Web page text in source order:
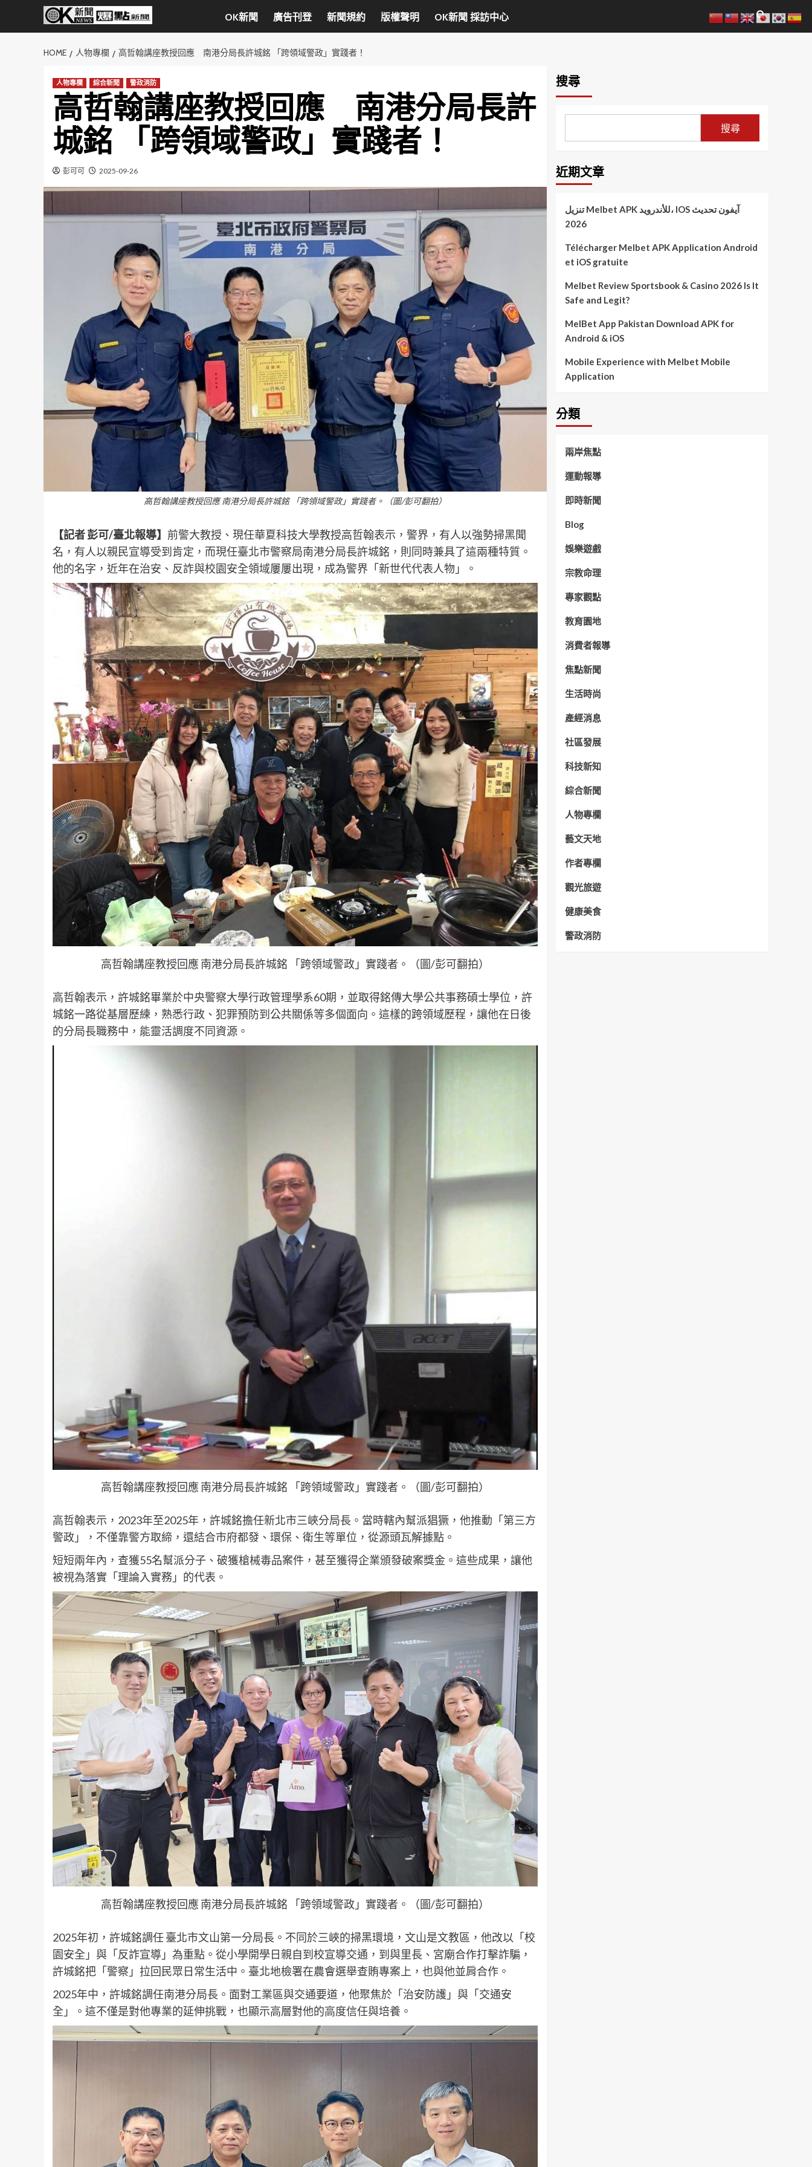
OK新聞 廣告刊登 新聞規約 版權聲明 OK新聞 採訪中心
HOME 人物專欄 高哲翰講座教授回應 南港分局長許城銘 「跨領域警政」實踐者！
人物專欄 綜合新聞 警政消防
高哲翰講座教授回應 南港分局長許
城銘 「跨領域警政」實踐者！
彭可可 2025-09-26
高哲翰講座教授回應 南港分局長許城銘 「跨領域警政」實踐者。（圖/彭可翻拍）
【記者 彭可/臺北報導】 前警大教授、現任華夏科技大學教授高哲翰表示，警界，有人以強勢掃黑聞
名，有人以親民宣導受到肯定，而現任臺北市警察局南港分局長許城銘，則同時兼具了這兩種特質。
他的名字，近年在治安、反詐與校園安全領域屢屢出現，成為警界「新世代代表人物」。
高哲翰講座教授回應 南港分局長許城銘 「跨領域警政」實踐者。（圖/彭可翻拍）
高哲翰表示，許城銘畢業於中央警察大學行政管理學系60期，並取得銘傳大學公共事務碩士學位，許
城銘一路從基層歷練，熟悉行政、犯罪預防到公共關係等多個面向。這樣的跨領域歷程，讓他在日後
的分局長職務中，能靈活調度不同資源。
高哲翰講座教授回應 南港分局長許城銘 「跨領域警政」實踐者。（圖/彭可翻拍）
高哲翰表示，2023年至2025年，許城銘擔任新北市三峽分局長。當時轄內幫派猖獗，他推動「第三方
警政」，不僅靠警方取締，還結合市府都發、環保、衛生等單位，從源頭瓦解據點。
短短兩年內，查獲55名幫派分子、破獲槍械毒品案件，甚至獲得企業頒發破案獎金。這些成果，讓他
被視為落實「理論入實務」的代表。
高哲翰講座教授回應 南港分局長許城銘 「跨領域警政」實踐者。（圖/彭可翻拍）
2025年初，許城銘調任 臺北市文山第一分局長。不同於三峽的掃黑環境，文山是文教區，他改以「校
園安全」與「反詐宣導」為重點。從小學開學日親自到校宣導交通，到與里長、宮廟合作打擊詐騙，
許城銘把「警察」拉回民眾日常生活中。臺北地檢署在農會選舉查賄專案上，也與他並肩合作。
2025年中，許城銘調任南港分局長。面對工業區與交通要道，他聚焦於「治安防護」與「交通安
全」。這不僅是對他專業的延伸挑戰，也顯示高層對他的高度信任與培養。
搜尋
搜尋
近期文章
تنزيل Melbet APK للأندرويد، IOS آيفون تحديث
2026
Télécharger Melbet APK Application Android
et iOS gratuite
Melbet Review Sportsbook & Casino 2026 Is It
Safe and Legit?
MelBet App Pakistan Download APK for
Android & iOS
Mobile Experience with Melbet Mobile
Application
分類
兩岸焦點
運動報導
即時新聞
Blog
娛樂遊戲
宗教命理
專家觀點
教育園地
消費者報導
焦點新聞
生活時尚
產經消息
社區發展
科技新知
綜合新聞
人物專欄
藝文天地
作者專欄
觀光旅遊
健康美食
警政消防